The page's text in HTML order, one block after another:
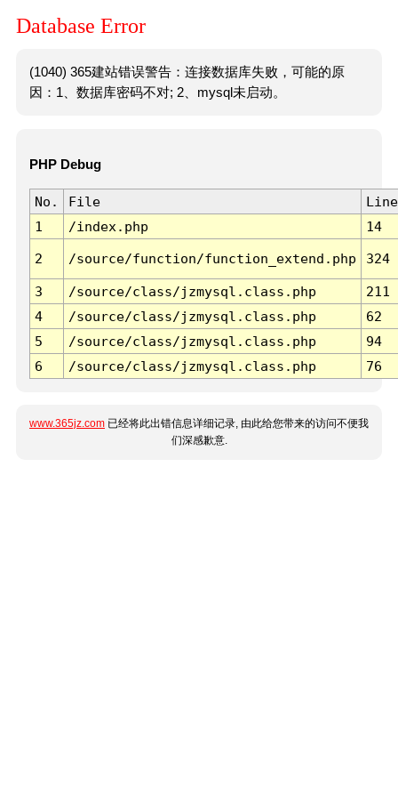
Database Error
(1040) 365建站错误警告：连接数据库失败，可能的原
因：1、数据库密码不对; 2、mysql未启动。
PHP Debug
No. File
Line
1
/index.php 14
2 /source/function/function_extend.php 324
3 /source/class/jzmysql.class.php
211
4
/source/class/jzmysql.class.php
62
5
/source/class/jzmysql.class.php
94
6
/source/class/jzmysql.class.php 76
www.365jz.com 已经将此出错信息详细记录, 由此给您带来的访问不便我
们深感歉意.